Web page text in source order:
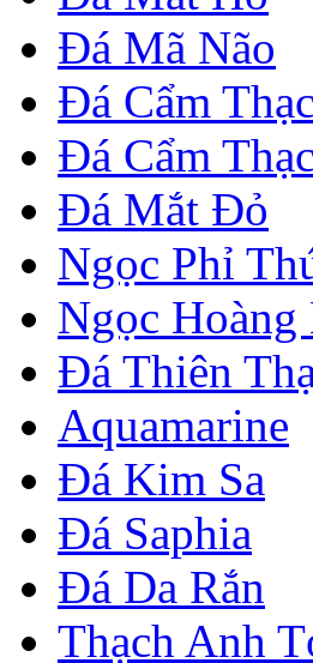
Đá Mã Não
Đá Cẩm
Đá Cẩm
Đá Mắt Đỏ
Ngọc Phỉ
Ngọc Hoàng
Đá Thiên
Aquamarine
Đá Kim Sa
Đá Saphia
Đá Da Rắn
Thạch Anh